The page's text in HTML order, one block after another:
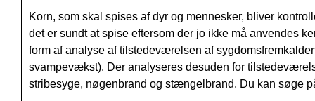
Korn, som skal spises af dyr og mennesker, bliver
det er sundt at spise eftersom der jo ikke må anvendes
form af analyse af tilstedeværelsen af
svampevækst). Der analyseres desuden for
stribesyge, nøgenbrand og stængelbrand. Du kan søge